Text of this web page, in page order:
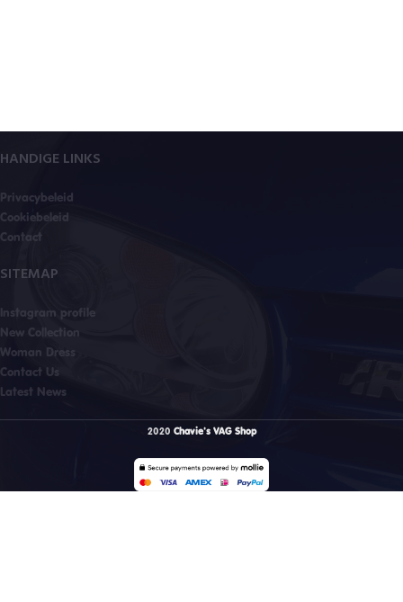
HANDIGE LINKS
Privacybeleid
Cookiebeleid
Contact
SITEMAP
Instagram profile
New Collection
Woman Dress
Contact Us
Latest News
2020 Chavie's VAG Shop